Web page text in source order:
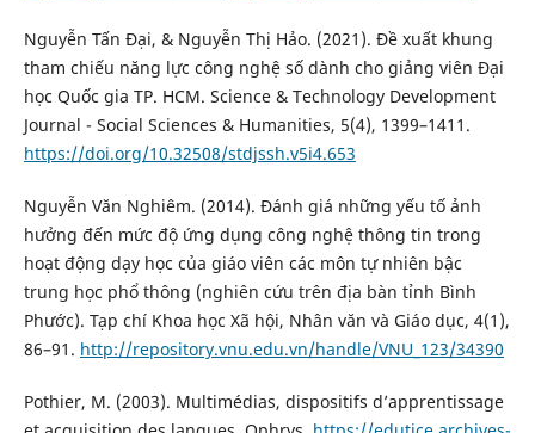
Nguyễn Tấn Đại, & Nguyễn Thị Hảo. (2021). Đề xuất khung
tham chiếu năng lực công nghệ số dành cho giảng viên Đại
học Quốc gia TP. HCM. Science & Technology Development
Journal - Social Sciences & Humanities, 5(4), 1399–1411.
https://doi.org/10.32508/stdjssh.v5i4.653
Nguyễn Văn Nghiêm. (2014). Đánh giá những yếu tố ảnh
hưởng đến mức độ ứng dụng công nghệ thông tin trong
hoạt động dạy học của giáo viên các môn tự nhiên bậc
trung học phổ thông (nghiên cứu trên địa bàn tỉnh Bình
Phước). Tạp chí Khoa học Xã hội, Nhân văn và Giáo dục, 4(1),
86–91. http://repository.vnu.edu.vn/handle/VNU_123/34390
Pothier, M. (2003). Multimédias, dispositifs d’apprentissage